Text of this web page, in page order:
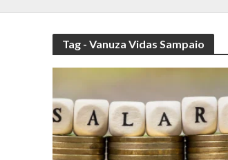
Tag - Vanuza Vidas Sampaio